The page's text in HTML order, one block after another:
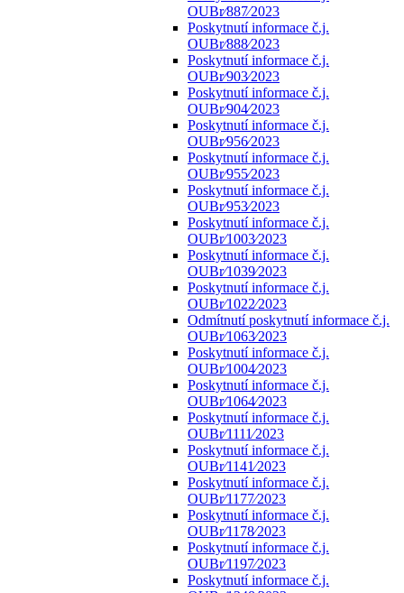
OUBr⁄887⁄2023
Poskytnutí informace č.j.
OUBr⁄888⁄2023
Poskytnutí informace č.j.
OUBr⁄903⁄2023
Poskytnutí informace č.j.
OUBr⁄904⁄2023
Poskytnutí informace č.j.
OUBr⁄956⁄2023
Poskytnutí informace č.j.
OUBr⁄955⁄2023
Poskytnutí informace č.j.
OUBr⁄953⁄2023
Poskytnutí informace č.j.
OUBr⁄1003⁄2023
Poskytnutí informace č.j.
OUBr⁄1039⁄2023
Poskytnutí informace č.j.
OUBr⁄1022⁄2023
Odmítnutí poskytnutí informace č.j.
OUBr⁄1063⁄2023
Poskytnutí informace č.j.
OUBr⁄1004⁄2023
Poskytnutí informace č.j.
OUBr⁄1064⁄2023
Poskytnutí informace č.j.
OUBr⁄1111⁄2023
Poskytnutí informace č.j.
OUBr⁄1141⁄2023
Poskytnutí informace č.j.
OUBr⁄1177⁄2023
Poskytnutí informace č.j.
OUBr⁄1178⁄2023
Poskytnutí informace č.j.
OUBr⁄1197⁄2023
Poskytnutí informace č.j.